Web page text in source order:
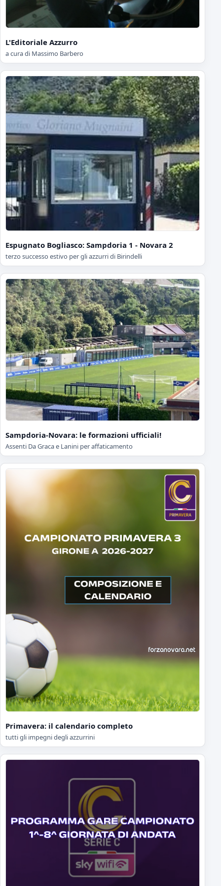
L'Editoriale Azzurro
a cura di Massimo Barbero
Espugnato Bogliasco: Sampdoria 1 - Novara 2
terzo successo estivo per gli azzurri di Birindelli
Sampdoria-Novara: le formazioni ufficiali!
Assenti Da Graca e Lanini per affaticamento
Primavera: il calendario completo
tutti gli impegni degli azzurrini